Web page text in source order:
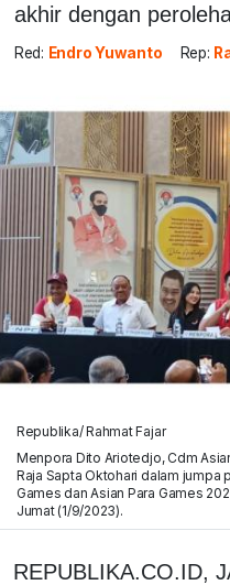
akhir dengan
Red: Endro Yuwanto Rep:
Republika/ Rahmat Fajar
Menpora Dito Ariotedjo, Cdm
Raja Sapta Oktohari dalam jumpa
Games dan Asian Para Games
Jumat (1/9/2023).
REPUBLIKA.CO.ID,